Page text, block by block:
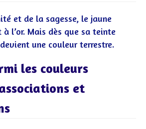
et de la sagesse, le jaune
à l’or. Mais dès que sa teinte
une couleur terrestre.
les couleurs
et